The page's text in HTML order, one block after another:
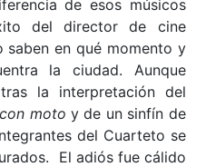
de esos músicos
del director de cine
saben en qué momento y
la ciudad. Aunque
la interpretación del
moto y de un sinfín de
del Cuarteto se
El adiós fue cálido